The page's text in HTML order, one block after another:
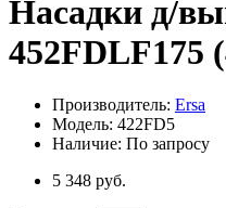
Насадки д/
452FDLF175
Производитель: Ersa
Модель: 422FD5
Наличие: По запросу
5 348 руб.